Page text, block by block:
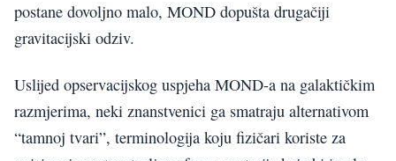
postane dovoljno malo, MOND dopušta drugačiji
gravitacijski odziv.
Uslijed opservacijskog uspjeha MOND-a na galaktičkim
razmjerima, neki znanstvenici ga smatraju alternativom
“tamnoj tvari”, terminologija koju fizičari koriste za